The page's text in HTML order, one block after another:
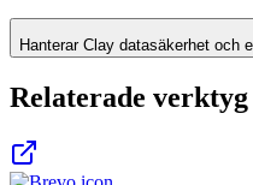
Hanterar Clay datasäkerhet och
Relaterade verktyg